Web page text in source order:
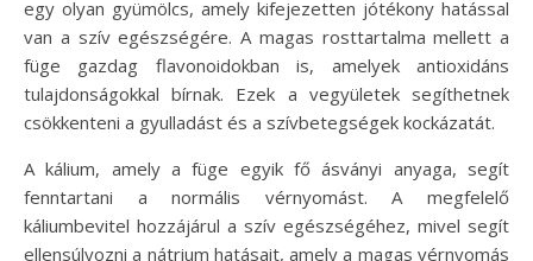
egy olyan gyümölcs, amely kifejezetten jótékony hatással
van a szív egészségére. A magas rosttartalma mellett a
füge gazdag flavonoidokban is, amelyek antioxidáns
tulajdonságokkal bírnak. Ezek a vegyületek segíthetnek
csökkenteni a gyulladást és a szívbetegségek kockázatát.
A kálium, amely a füge egyik fő ásványi anyaga, segít
fenntartani a normális vérnyomást. A megfelelő
káliumbevitel hozzájárul a szív egészségéhez, mivel segít
ellensúlyozni a nátrium hatásait, amely a magas vérnyomás